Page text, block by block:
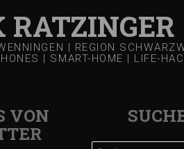
RATZINGER
| REGION
| SMART-HOME | LIFE-
VON